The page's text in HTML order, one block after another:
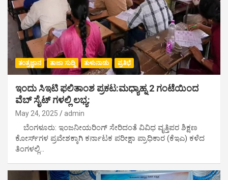
ತಂತ್ರಜ್ಞಾನ ತಾಜಾ ಸುದ್ದಿ ತುಳುನಾಡು ಪ್ರತಿಭೆ
ಇಂದು ಸಿಇಟಿ ಫಲಿತಾಂಶ ಪ್ರಕಟ:ಮಧ್ಯಾಹ್ನ 2 ಗಂಟೆಯಿಂದ
ವೆಬ್ ಸೈಟ್ ಗಳಲ್ಲಿ ಲಭ್ಯ:
May 24, 2025 admin
ಬೆಂಗಳೂರು: ಇಂಜನೀಯರಿಂಗ್ ಸೇರಿದಂತೆ ವಿವಿಧ ವೃತ್ತಿಪರ ಶಿಕ್ಷಣ
ಕೋರ್ಸ್​ಗಳ ಪ್ರವೇಶಕ್ಕಾಗಿ ಕರ್ನಾಟಕ ಪರೀಕ್ಷಾ ಪ್ರಾಧಿಕಾರ (ಕೆಇಎ) ಕಳೆದ
ತಿಂಗಳಲ್ಲಿ…